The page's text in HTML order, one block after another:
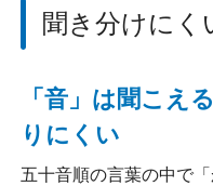
聞き分けにく
「音」は聞こえ
りにくい
五十音順の言葉の中で